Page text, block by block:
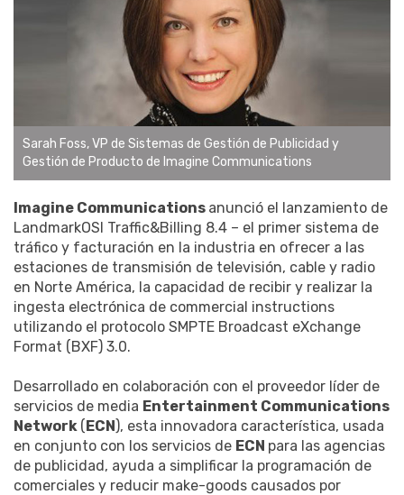
Sarah Foss, VP de Sistemas de Gestión de Publicidad y
Gestión de Producto de Imagine Communications
Imagine Communications anunció el lanzamiento de
LandmarkOSI Traffic&Billing 8.4 – el primer sistema de
tráfico y facturación en la industria en ofrecer a las
estaciones de transmisión de televisión, cable y radio
en Norte América, la capacidad de recibir y realizar la
ingesta electrónica de commercial instructions
utilizando el protocolo SMPTE Broadcast eXchange
Format (BXF) 3.0.
Desarrollado en colaboración con el proveedor líder de
servicios de media Entertainment Communications
Network (ECN), esta innovadora característica, usada
en conjunto con los servicios de ECN para las agencias
de publicidad, ayuda a simplificar la programación de
comerciales y reducir make-goods causados por